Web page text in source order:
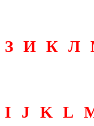
З И К Л
I J K L